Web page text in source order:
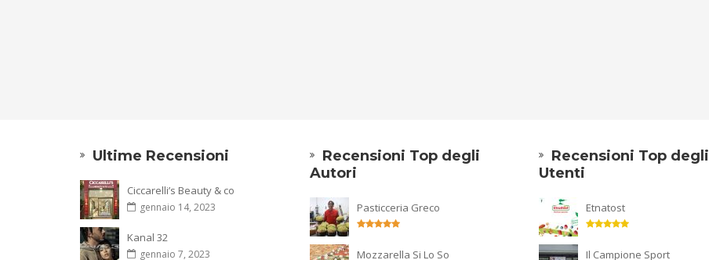
Ultime Recensioni
Ciccarelli’s Beauty & co
gennaio 14, 2023
Kanal 32
gennaio 7, 2023
Recensioni Top degli
Autori
Pasticceria Greco
Mozzarella Si Lo So
Recensioni Top degli
Utenti
Etnatost
Il Campione Sport